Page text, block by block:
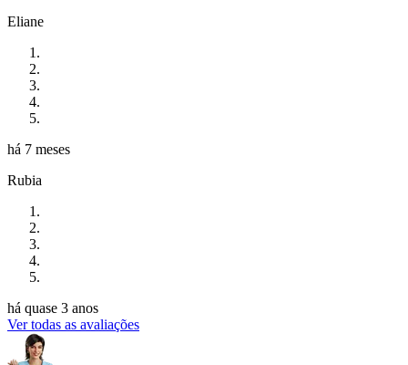
Eliane
há 7 meses
Rubia
há quase 3 anos
Ver todas as avaliações